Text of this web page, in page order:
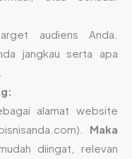
audiens Anda.
jangkau serta apa
alamat website
Maka
diingat, relevan